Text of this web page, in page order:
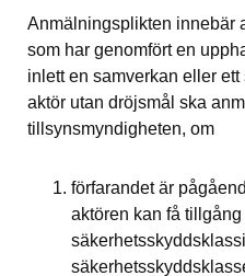
Anmälningsplikten innebär
som har genomfört en
inlett en samverkan eller
aktör utan dröjsmål ska
tillsynsmyndigheten, om
förfarandet är
aktören kan få tillgång